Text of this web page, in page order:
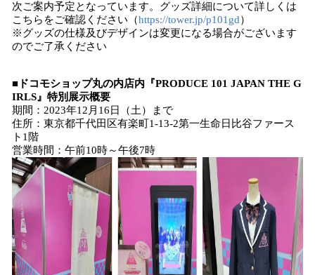
次ご案内予定となっています。グッズ詳細について詳しくは
こちらをご確認ください（https://tower.jp/p101gd）
※グッズの仕様及びデザインは変更になる場合がございます
のでご了承ください
■ドコモショップ丸の内店内『PRODUCE 101 JAPAN THE G
IRLS』特別展示概要
期間：2023年12月16日（土）まで
住所：東京都千代田区有楽町1-13-2第一生命日比谷ファース
ト1階
営業時間：午前10時～午後7時